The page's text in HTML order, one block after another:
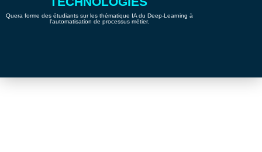
Quera forme des étudiants sur les thématique IA du Deep-Learning à
l'automatisation de processus métier.